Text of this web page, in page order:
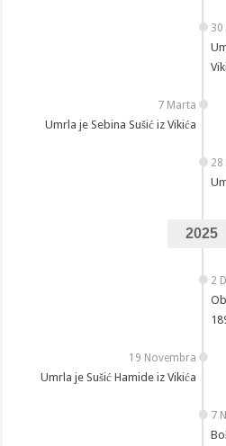
30
7 Marta
Umrla je Sebina Sušić iz Vikića
28
2025
2
19 Novembra
Umrla je Sušić Hamide iz Vikića
7